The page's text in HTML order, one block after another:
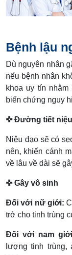
Bệnh lậu
Dù nguyên nhân
nếu bệnh nhân
khoa uy tín
biến chứng nguy
✜ Đường tiết
Niệu đạo sẽ có
nên, khiến cánh
về lâu về dài sẽ
✜ Gây vô sinh
Đối với nữ giới:
trở cho tinh trùng
Đối với nam
lượng tinh trùng,